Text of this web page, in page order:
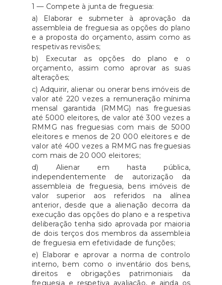
1 — Compete à junta de freguesia:
a) Elaborar e submeter à aprovação da
assembleia de freguesia as opções do plano
e a proposta do orçamento, assim como as
respetivas revisões;
b) Executar as opções do plano e o
orçamento, assim como aprovar as suas
alterações;
c) Adquirir, alienar ou onerar bens imóveis de
valor até 220 vezes a remuneração mínima
mensal garantida (RMMG) nas freguesias
até 5000 eleitores, de valor até 300 vezes a
RMMG nas freguesias com mais de 5000
eleitores e menos de 20 000 eleitores e de
valor até 400 vezes a RMMG nas freguesias
com mais de 20 000 eleitores;
d) Alienar em hasta pública,
independentemente de autorização da
assembleia de freguesia, bens imóveis de
valor superior aos referidos na alínea
anterior, desde que a alienação decorra da
execução das opções do plano e a respetiva
deliberação tenha sido aprovada por maioria
de dois terços dos membros da assembleia
de freguesia em efetividade de funções;
e) Elaborar e aprovar a norma de controlo
interno, bem como o inventário dos bens,
direitos e obrigações patrimoniais da
freguesia e respetiva avaliação, e ainda os